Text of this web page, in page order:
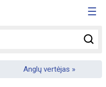
☰
Anglų vertėjas